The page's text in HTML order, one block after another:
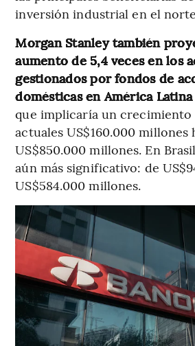
inversión industrial en el
Morgan Stanley también
aumento de 5,4 veces en los
gestionados por fondos de
domésticas en América
que implicaría un crecimiento
actuales US$160.000 millones
US$850.000 millones. En
aún más significativo: de
US$584.000 millones.